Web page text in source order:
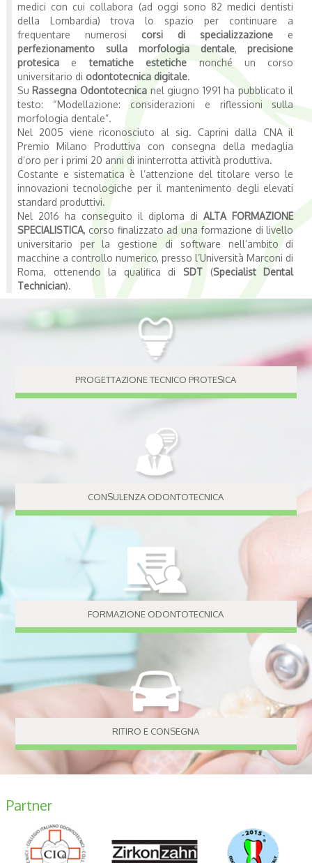
medici con cui collabora (ad oggi sono 82 medici dentisti
della Lombardia) trova lo spazio per continuare a
frequentare numerosicorsi di specializzazione e
perfezionamento sulla morfologia dentale,precisione
protesicaetematiche estetiche nonché un corso
universitario di odontotecnica digitale.
Su Rassegna Odontotecnica nel giugno 1991 ha pubblicato il
testo: “Modellazione: considerazioni e riflessioni sulla
morfologia dentale”.
Nel 2005 viene riconosciuto al sig. Caprini dalla CNA il
Premio Milano Produttiva con consegna della medaglia
d’oro per i primi 20 anni di ininterrotta attività produttiva.
Costante e sistematica è l’attenzione del titolare verso le
innovazioni tecnologiche per il mantenimento degli elevati
standard produttivi.
Nel 2016 ha conseguito il diploma diALTA FORMAZIONE
SPECIALISTICA, corso finalizzato ad una formazione di livello
universitario per la gestione di software nell’ambito di
macchine a controllo numerico, presso l’Università Marconi di
Roma, ottenendo la qualifica diSDT (Specialist Dental
Technician).
PROGETTAZIONE TECNICO PROTESICA
CONSULENZA ODONTOTECNICA
FORMAZIONE ODONTOTECNICA
RITIRO E CONSEGNA
Partner